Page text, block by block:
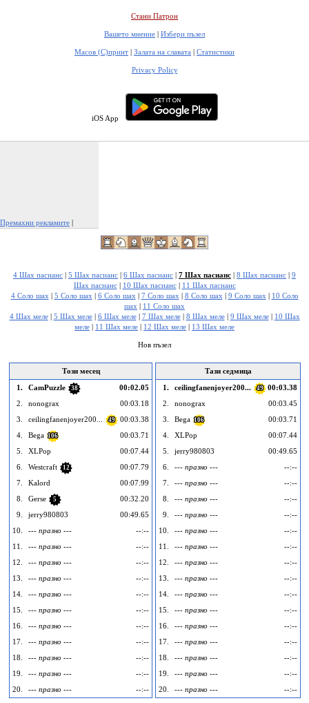
Стани Патрон
Вашето мнение | Избери пъзел
Масов (С)принт | Залата на славата | Статистики
Privacy Policy
iOS App
Премахни рекламите |
4 Шах пасианс | 5 Шах пасианс | 6 Шах пасианс | 7 Шах пасианс | 8 Шах пасианс | 9
Шах пасианс| 10 Шах пасианс| 11 Шах пасианс
4 Соло шах | 5 Соло шах | 6 Соло шах | 7 Соло шах | 8 Соло шах | 9 Соло шах | 10 Соло
шах | 11 Соло шах
4 Шах меле| 5 Шах меле| 6 Шах меле| 7 Шах меле| 8 Шах меле| 9 Шах меле| 10 Шах
меле | 11 Шах меле | 12 Шах меле | 13 Шах меле
Нов пъзел
Този месец
1.
CamPuzzle 38
00:02.05
2.
nonograx
00:03.18
3.
ceilingfanenjoyer200... 49
00:03.38
4.
Bega 106
00:03.71
5.
XLPop
00:07.44
6.
Westcraft 12
00:07.79
7.
Kalord
00:07.99
8.
Gerse 5
00:32.20
9.
jerry980803
00:49.65
10.
--- празно ---
--:--
11.
--- празно ---
--:--
12.
--- празно ---
--:--
13.
--- празно ---
--:--
14.
--- празно ---
--:--
15.
--- празно ---
--:--
16.
--- празно ---
--:--
17.
--- празно ---
--:--
18.
--- празно ---
--:--
19.
--- празно ---
--:--
20.
--- празно --- --:--
Тази седмица
1.
ceilingfanenjoyer200... 49
00:03.38
2.
nonograx
00:03.45
3.
Bega 106
00:03.71
4.
XLPop
00:07.44
5.
jerry980803
00:49.65
6.
--- празно ---
--:--
7.
--- празно ---
--:--
8.
--- празно ---
--:--
9.
--- празно ---
--:--
10.
--- празно ---
--:--
11.
--- празно ---
--:--
12.
--- празно ---
--:--
13.
--- празно ---
--:--
14.
--- празно ---
--:--
15.
--- празно ---
--:--
16.
--- празно ---
--:--
17.
--- празно ---
--:--
18.
--- празно ---
--:--
19.
--- празно ---
--:--
20.
--- празно --- --:--